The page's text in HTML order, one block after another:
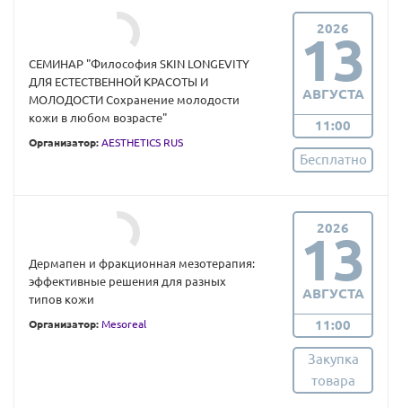
СЕМИНАР "Философия SKIN LONGEVITY
ДЛЯ ЕСТЕСТВЕННОЙ КРАСОТЫ И
МОЛОДОСТИ Сохранение молодости
кожи в любом возрасте"
Организатор: AESTHETICS RUS
2026
13
АВГУСТА
11:00
Бесплатно
Дермапен и фракционная мезотерапия:
эффективные решения для разных
типов кожи
Организатор: Mesoreal
2026
13
АВГУСТА
11:00
Закупка
товара